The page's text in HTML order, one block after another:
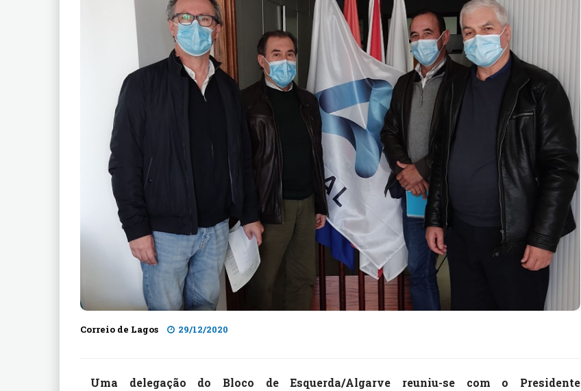
Correio de Lagos 29/12/2020
Uma delegação do Bloco de Esquerda/Algarve reuniu-se com o Presidente